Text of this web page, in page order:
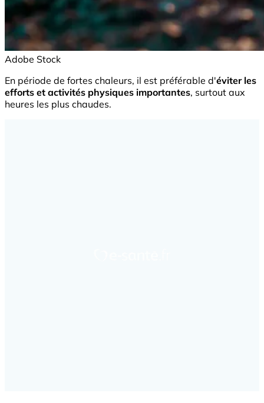
Adobe Stock
En période de fortes chaleurs, il est préférable d'éviter les
efforts et activités physiques importantes, surtout aux
heures les plus chaudes.